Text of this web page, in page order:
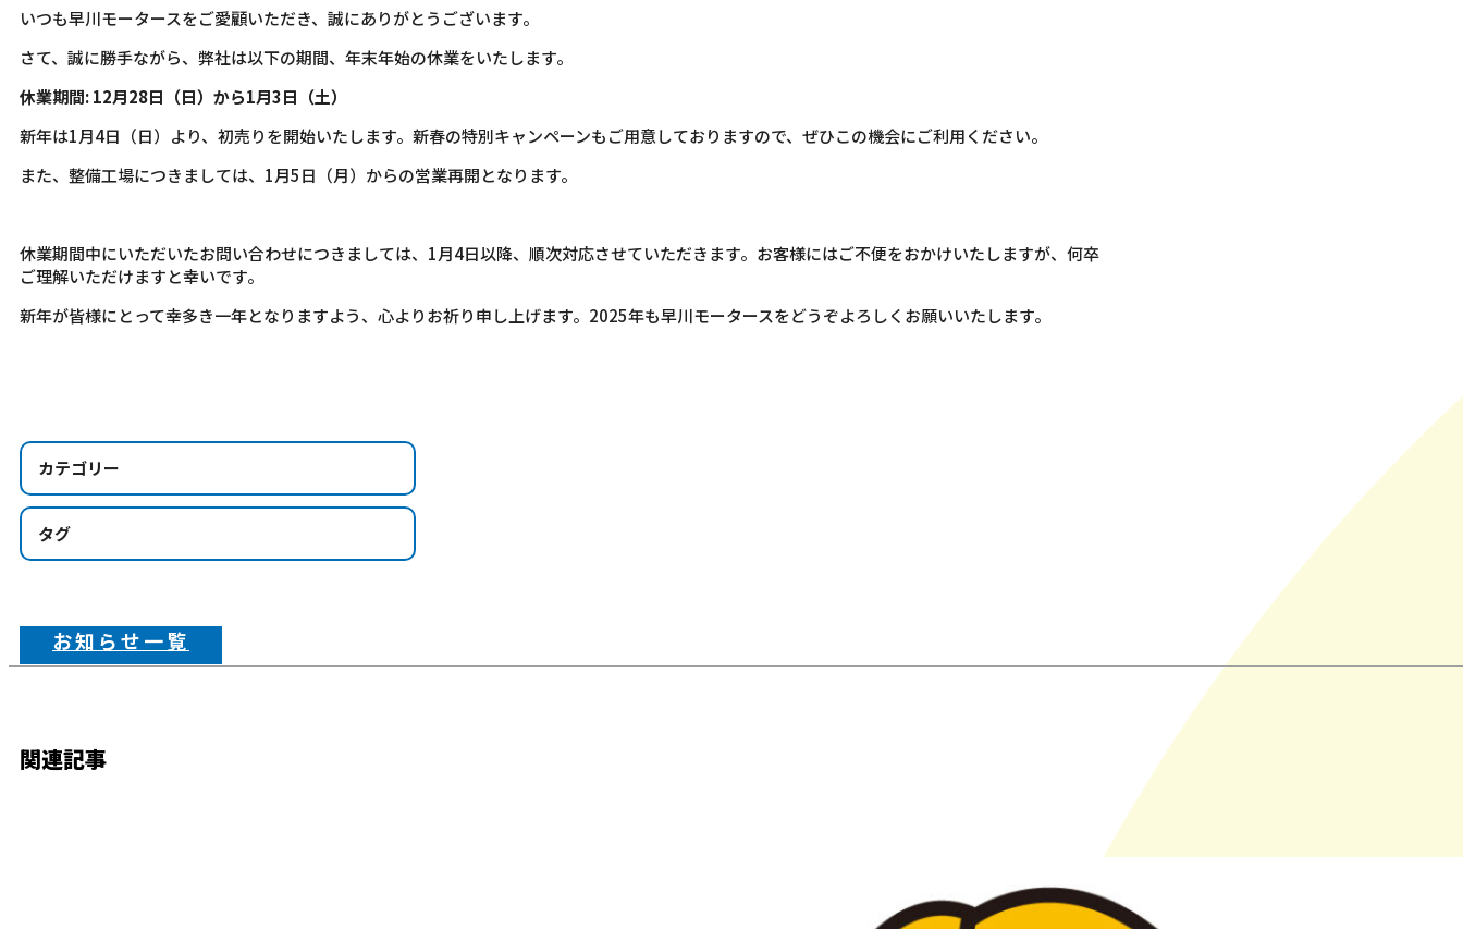
いつも早川モータースをご愛顧いただき、誠にありがとうございます。
さて、誠に勝手ながら、弊社は以下の期間、年末年始の休業をいたします。
休業期間: 12月28日（日）から1月3日（土）
新年は1月4日（日）より、初売りを開始いたします。新春の特別キャンペーンもご用意しておりますので、ぜひこの機会にご利用ください。
また、整備工場につきましては、1月5日（月）からの営業再開となります。
休業期間中にいただいたお問い合わせにつきましては、1月4日以降、順次対応させていただきます。お客様にはご不便をおかけいたしますが、何卒
ご理解いただけますと幸いです。
新年が皆様にとって幸多き一年となりますよう、心よりお祈り申し上げます。2025年も早川モータースをどうぞよろしくお願いいたします。
カテゴリー
タグ
お知らせ一覧
関連記事